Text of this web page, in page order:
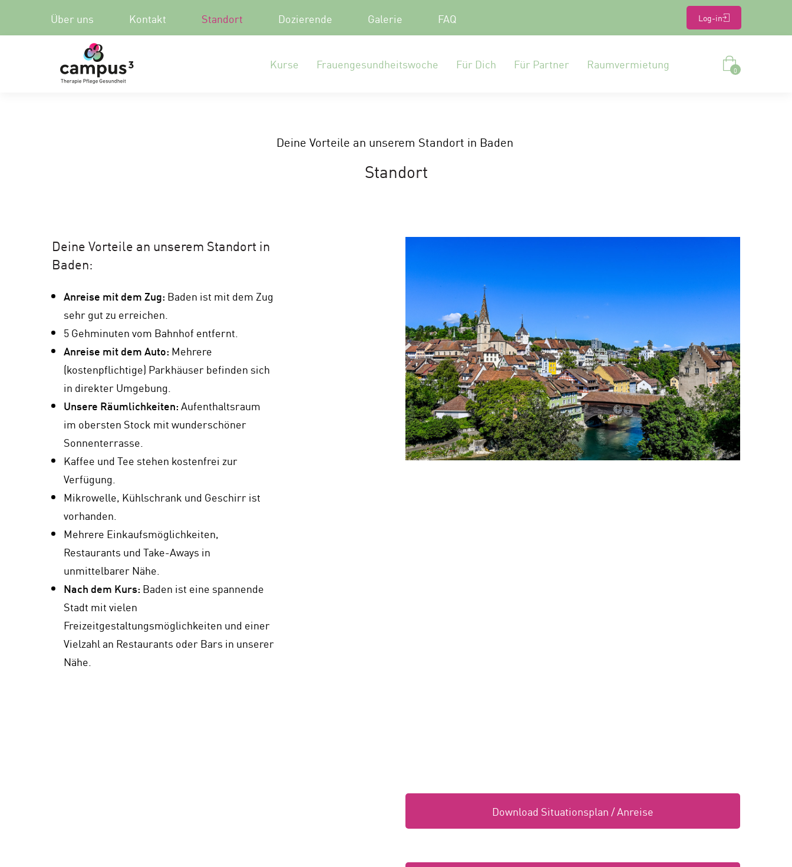
Über uns Kontakt Standort Dozierende Galerie FAQ Log-in
Kurse Frauengesundheitswoche Für Dich Für Partner Raumvermietung 0
Deine Vorteile an unserem Standort in Baden
Standort
Deine Vorteile an unserem Standort in
Baden:
Anreise mit dem Zug: Baden ist mit dem Zug
sehr gut zu erreichen.
5 Gehminuten vom Bahnhof entfernt.
Anreise mit dem Auto: Mehrere
(kostenpflichtige) Parkhäuser befinden sich
in direkter Umgebung.
Unsere Räumlichkeiten:Aufenthaltsraum
im obersten Stock mit wunderschöner
Sonnenterrasse.
Kaffee und Tee stehen kostenfrei zur
Verfügung.
Mikrowelle, Kühlschrank und Geschirr ist
vorhanden.
Mehrere Einkaufsmöglichkeiten,
Restaurants und Take-Aways in
unmittelbarer Nähe.
Nach dem Kurs: Baden ist eine spannende
Stadt mit vielen
Freizeitgestaltungsmöglichkeiten und einer
Vielzahl an Restaurants oder Bars in unserer
Nähe.
Download Situationsplan / Anreise